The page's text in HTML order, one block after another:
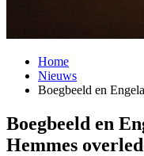
Home
Nieuws
Boegbeeld en
Boegbeeld en
Hemmes